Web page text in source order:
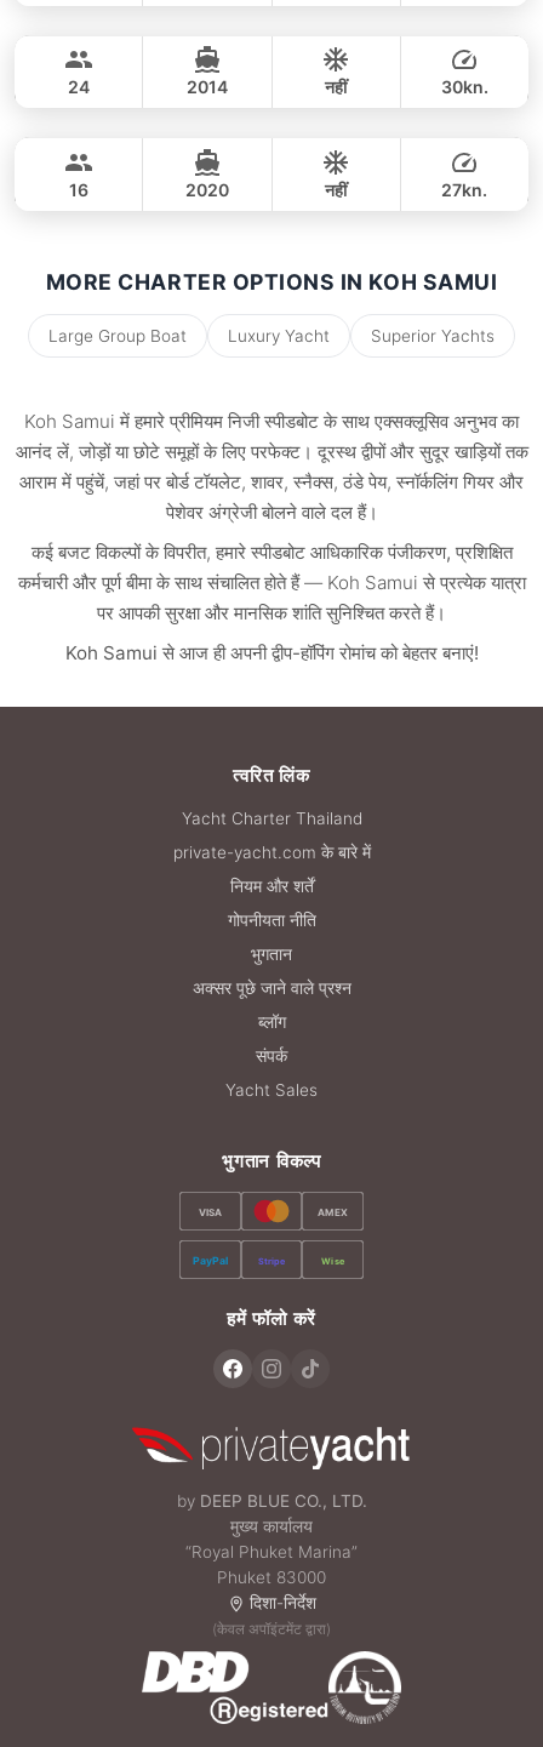
37,700 THB
CUSTOM BUILD 38FT
38,800 THB
24 2014 नहीं 30kn.
CUSTOM BUILD 36FT
42,400 THB
16 2020 नहीं 27kn.
MORE CHARTER OPTIONS IN KOH SAMUI
Large Group Boat Luxury Yacht Superior Yachts
Koh Samui में हमारेप्रीमियम निजी स्पीडबोटके साथ एक्सक्लूसिव अनुभव का
आनंद लें, जोड़ों या छोटे समूहों के लिए परफेक्ट। दूरस्थ द्वीपों और सुदूर खाड़ियों तक
आराम में पहुंचें, जहां पर बोर्ड टॉयलेट, शावर, स्नैक्स, ठंडे पेय, स्नॉर्कलिंग गियर और
पेशेवर अंग्रेजी बोलने वाले दलहैं।
कई बजट विकल्पों के विपरीत, हमारे स्पीडबोट आधिकारिक पंजीकरण, प्रशिक्षित
कर्मचारी और पूर्ण बीमाके साथ संचालित होते हैं — Koh Samui से प्रत्येक यात्रा
पर आपकी सुरक्षा और मानसिक शांति सुनिश्चित करते हैं।
Koh Samui से आज ही अपनी द्वीप-हॉपिंग रोमांच को बेहतर बनाएं!
त्वरित लिंक
Yacht Charter Thailand
private-yacht.com के बारे में
नियम और शर्तें
गोपनीयता नीति
भुगतान
अक्सर पूछे जाने वाले प्रश्न
ब्लॉग
संपर्क
Yacht Sales
भुगतान विकल्प
VISA AMEX
PayPal Stripe Wise
हमें फॉलो करें
by DEEP BLUE CO., LTD.
मुख्य कार्यालय
“Royal Phuket Marina”
Phuket 83000
दिशा-निर्देश
(केवल अपॉइंटमेंट द्वारा)